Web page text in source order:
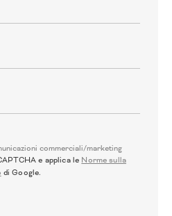
commerciali/marketing
e applica le Norme sulla
di Google.